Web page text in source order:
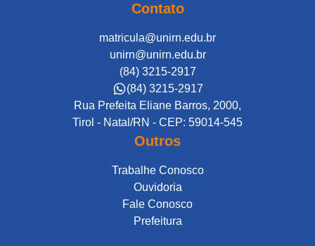
Contato
matricula@unirn.edu.br
unirn@unirn.edu.br
(84) 3215-2917
(84) 3215-2917
Rua Prefeita Eliane Barros, 2000,
Tirol - Natal/RN - CEP: 59014-545
Outros
Trabalhe Conosco
Ouvidoria
Fale Conosco
Prefeitura